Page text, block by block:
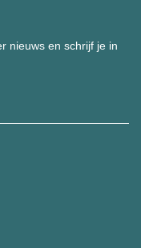
nieuws en schrijf je in